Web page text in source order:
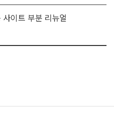
이트 부분 리뉴얼